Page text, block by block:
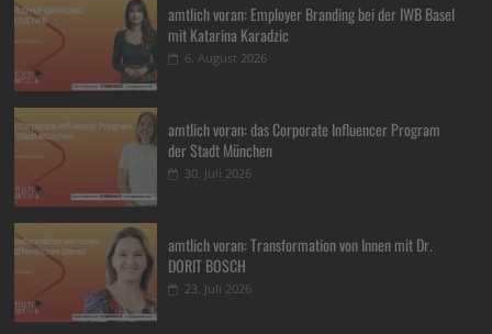
amtlich voran: Employer Branding bei der IWB Basel
mit Katarina Karadzic
6. August 2026
amtlich voran: das Corporate Influencer Program
der Stadt München
30. Juli 2026
amtlich voran: Transformation von Innen mit Dr.
DORIT BOSCH
23. Juli 2026